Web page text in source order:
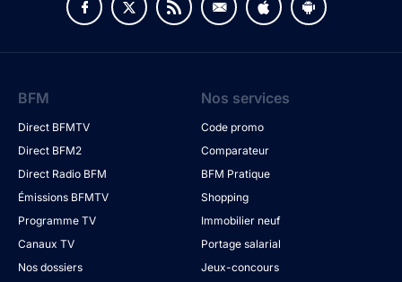
BFM
Direct BFMTV
Direct BFM2
Direct Radio BFM
Émissions BFMTV
Programme TV
Canaux TV
Nos dossiers
Nos services
Code promo
Comparateur
BFM Pratique
Shopping
Immobilier neuf
Portage salarial
Jeux-concours